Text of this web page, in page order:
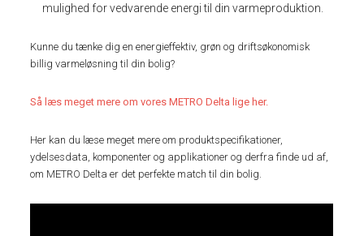
mulighed for vedvarende energi til din varmeproduktion.
Kunne du tænke dig en energieffektiv, grøn og driftsøkonomisk
billig varmeløsning til din bolig?
Så læs meget mere om vores METRO Delta lige her.
Her kan du læse meget mere om produktspecifikationer,
ydelsesdata, komponenter og applikationer og derfra finde ud af,
om METRO Delta er det perfekte match til din bolig.